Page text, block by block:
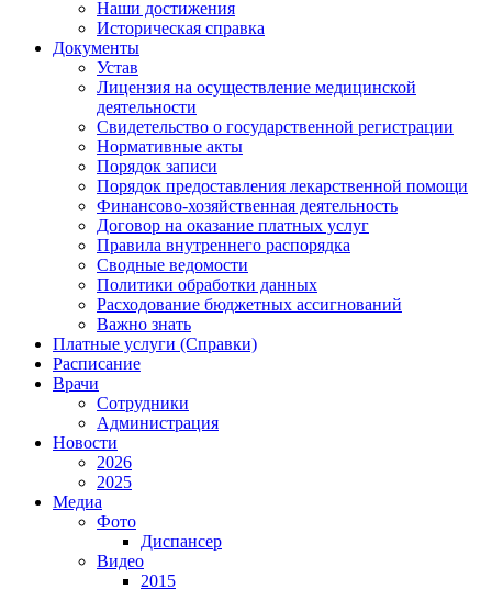
Наши достижения
Историческая справка
Документы
Устав
Лицензия на осуществление медицинской
деятельности
Свидетельство о государственной регистрации
Нормативные акты
Порядок записи
Порядок предоставления лекарственной помощи
Финансово-хозяйственная деятельность
Договор на оказание платных услуг
Правила внутреннего распорядка
Сводные ведомости
Политики обработки данных
Расходование бюджетных ассигнований
Важно знать
Платные услуги (Справки)
Расписание
Врачи
Сотрудники
Администрация
Новости
2026
2025
Медиа
Фото
Диспансер
Видео
2015